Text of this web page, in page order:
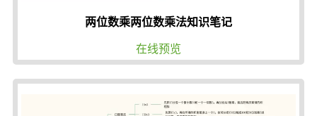
两位数乘两位数乘法知识笔记
在线预览